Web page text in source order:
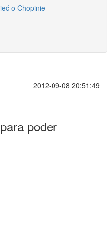
o Chopinie
2012-09-08 20:51:49
poder